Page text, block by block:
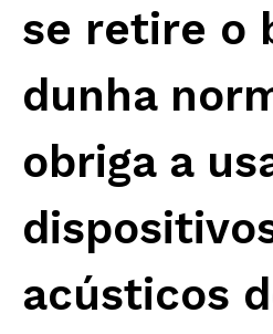
se retire o
dunha
obriga a
acústicos